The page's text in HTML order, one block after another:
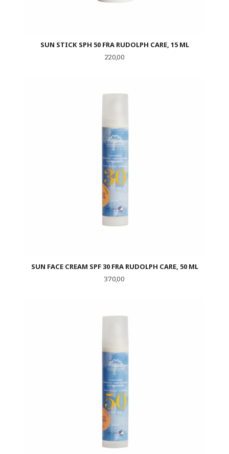
SUN STICK SPH 50 FRA RUDOLPH CARE, 15 ML
Pris
220,00
SUN FACE CREAM SPF 30 FRA RUDOLPH CARE, 50 ML
Pris
370,00